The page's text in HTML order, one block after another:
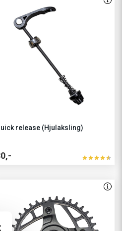
release (Hjulaksling)